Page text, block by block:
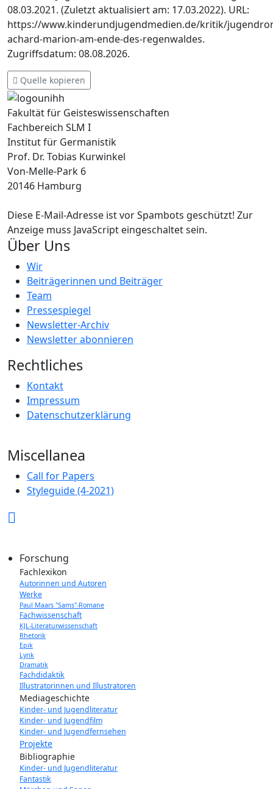
08.03.2021. (Zuletzt aktualisiert am: 17.03.2022). URL:
https://www.kinderundjugendmedien.de/kritik/
achard-marion-am-ende-des-regenwaldes.
Zugriffsdatum: 08.08.2026.
Quelle kopieren
Fakultät für Geisteswissenschaften
Fachbereich SLM I
Institut für Germanistik
Prof. Dr. Tobias Kurwinkel
Von-Melle-Park 6
20146 Hamburg
Diese E-Mail-Adresse ist vor Spambots geschützt! Zur
Anzeige muss JavaScript eingeschaltet sein.
Über Uns
Wir
Beiträgerinnen und Beiträger
Team
Pressespiegel
Newsletter-Archiv
Newsletter abonnieren
Rechtliches
Kontakt
Impressum
Datenschutzerklärung
Miscellanea
Call for Papers
Styleguide (4-2021)
Forschung
Fachlexikon
Autorinnen und Autoren
Werke
Paul Maars "Sams"-Romane
Fachwissenschaft
KJL-Literaturwissenschaft
Rhetorik
Epik
Lyrik
Dramatik
Fachdidaktik
Illustratorinnen und Illustratoren
Mediageschichte
Kinder- und Jugendliteratur
Kinder- und Jugendfilm
Kinder- und Jugendfernsehen
Projekte
Bibliographie
Kinder- und Jugendliteratur
Fantastik